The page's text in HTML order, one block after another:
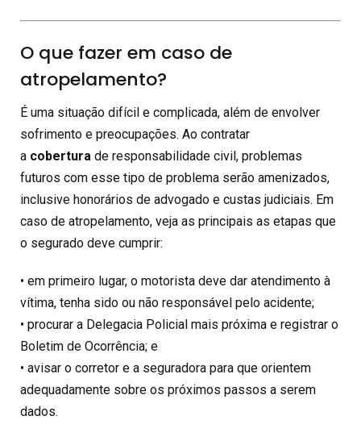
O que fazer em caso de
atropelamento?
É uma situação difícil e complicada, além de envolver
sofrimento e preocupações. Ao contratar
a cobertura de responsabilidade civil, problemas
futuros com esse tipo de problema serão amenizados,
inclusive honorários de advogado e custas judiciais. Em
caso de atropelamento, veja as principais as etapas que
o segurado deve cumprir:
• em primeiro lugar, o motorista deve dar atendimento à
vítima, tenha sido ou não responsável pelo acidente;
• procurar a Delegacia Policial mais próxima e registrar o
Boletim de Ocorrência; e
• avisar o corretor e a seguradora para que orientem
adequadamente sobre os próximos passos a serem
dados.